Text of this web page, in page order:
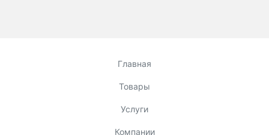
Главная
Товары
Услуги
Компании